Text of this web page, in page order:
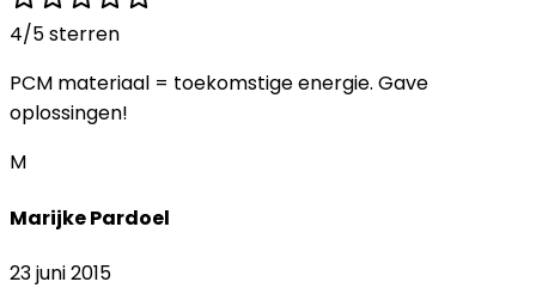
4/5 sterren
PCM materiaal = toekomstige energie. Gave
oplossingen!
M
Marijke Pardoel
23 juni 2015